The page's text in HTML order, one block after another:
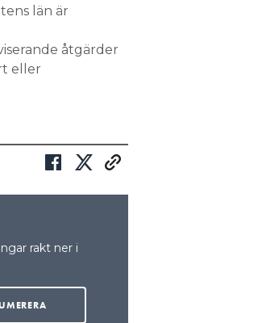
län är
åtgärder
eller
rakt ner i